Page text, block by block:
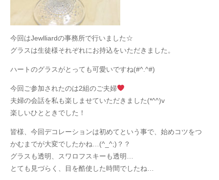
今回はJewlliardの事務所で行いました☆
グラスは生徒様それぞれにお持込をいただきました。
ハートのグラスがとっても可愛いですね(#^.^#)
今回ご参加されたのは2組のご夫婦
夫婦の会話を私も楽しませていただきました(*^^)v
楽しいひとときでした！
皆様、今回デコレーションは初めてという事で、始めコツをつ
かむまでが大変でしたかね…(^_^;)？？
グラスも透明、スワロフスキーも透明…
とても見づらく、目を酷使した時間でしたね…